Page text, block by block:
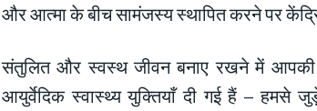
और आत्मा के बीच सामंजस्य स्थापित करने पर
संतुलित और स्वस्थ जीवन बनाए रखने में आपकी
आयुर्वेदिक स्वास्थ्य युक्तियाँ दी गई हैं – हमसे